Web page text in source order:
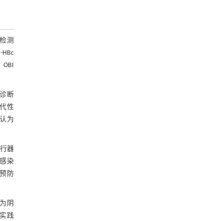
测
OBI
断
性
为
器
染
防
阴
践